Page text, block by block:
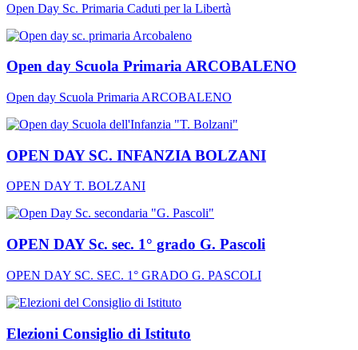
Open Day Sc. Primaria Caduti per la Libertà
Open day Scuola Primaria ARCOBALENO
Open day Scuola Primaria ARCOBALENO
OPEN DAY SC. INFANZIA BOLZANI
OPEN DAY T. BOLZANI
OPEN DAY Sc. sec. 1° grado G. Pascoli
OPEN DAY SC. SEC. 1° GRADO G. PASCOLI
Elezioni Consiglio di Istituto